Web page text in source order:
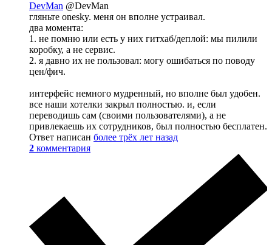
DevMan @DevMan
гляньте onesky. меня он вполне устраивал.
два момента:
1. не помню или есть у них гитхаб/деплой: мы пилили
коробку, а не сервис.
2. я давно их не пользовал: могу ошибаться по поводу
цен/фич.
интерфейс немного мудренный, но вполне был удобен.
все наши хотелки закрыл полностью. и, если
переводишь сам (своими пользователями), а не
привлекаешь их сотрудников, был полностью бесплатен.
Ответ написан более трёх лет назад
2 комментария